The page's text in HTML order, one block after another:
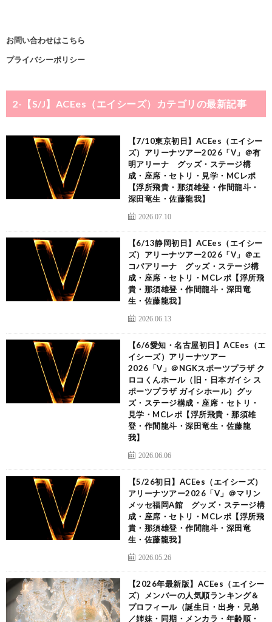
お問い合わせはこちら
プライバシーポリシー
2-【S/J】ACEes（エイシーズ） カテゴリの最新記事
【7/10東京初日】ACEes（エイシー
ズ）アリーナツアー2026「V」＠有
明アリーナ グッズ・ステージ構
成・座席・セトリ・見学・MCレポ
【浮所飛貴・那須雄登・作間龍斗・
深田竜生・佐藤龍我】
2026.07.10
【6/13静岡初日】ACEes（エイシー
ズ）アリーナツアー2026「V」＠エ
コパアリーナ グッズ・ステージ構
成・座席・セトリ・MCレポ【浮所飛
貴・那須雄登・作間龍斗・深田竜
生・佐藤龍我】
2026.06.13
【6/6愛知・名古屋初日】ACEes（エ
イシーズ）アリーナツアー
2026「V」＠NGKスポーツプラザ ク
ロコくんホール（旧・日本ガイシ ス
ポーツプラザ ガイシホール）グッ
ズ・ステージ構成・座席・セトリ・
見学・MCレポ【浮所飛貴・那須雄
登・作間龍斗・深田竜生・佐藤龍
我】
2026.06.06
【5/26初日】ACEes（エイシーズ）
アリーナツアー2026「V」＠マリン
メッセ福岡A館 グッズ・ステージ構
成・座席・セトリ・MCレポ【浮所飛
貴・那須雄登・作間龍斗・深田竜
生・佐藤龍我】
2026.05.26
【2026年最新版】ACEes（エイシー
ズ）メンバーの人気順ランキング＆
プロフィール（誕生日・出身・兄弟
／姉妹・同期・メンカラ・年齢順・